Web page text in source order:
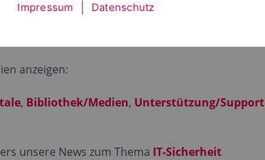
anzeigen:
, Bibliothek/Medien, Unterstützung/Support
unsere News zum Thema IT-Sicherheit
Impressum Datenschutz